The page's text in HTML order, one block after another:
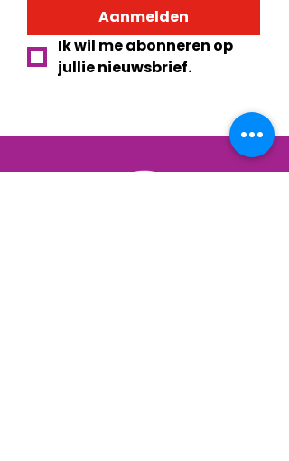
Aanmelden
Ik wil me abonneren op
jullie nieuwsbrief.